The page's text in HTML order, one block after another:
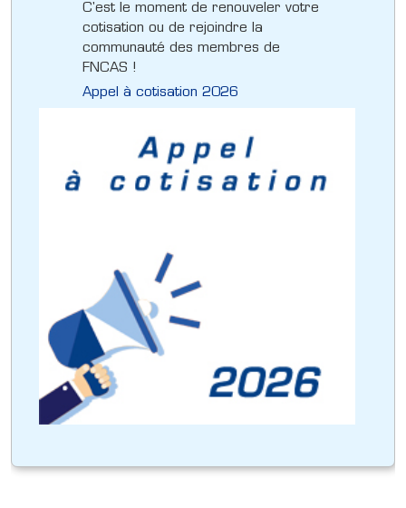
C'est le moment de renouveler votre
cotisation ou de rejoindre la
communauté des membres de
FNCAS !
Appel à cotisation 2026